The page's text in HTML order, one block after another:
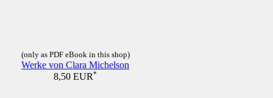
(only as PDF eBook in this shop)
Werke von Clara Michelson
8,50 EUR*